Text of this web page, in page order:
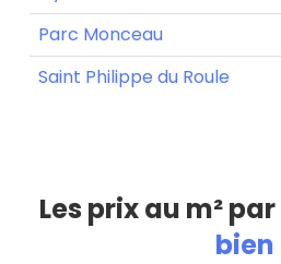
Parc Monceau
Saint Philippe du Roule
Les prix au m² par
bien